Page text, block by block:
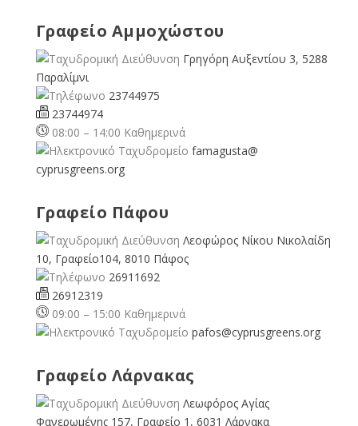
Γραφείο Αμμοχώστου
Γρηγόρη Αυξεντίου 3, 5288
Παραλίμνι
23744975
23744974
08:00 – 14:00 Καθημερινά
famagusta@
cyprusgreens.org
Γραφείο Πάφου
Λεοφώρος Νίκου Νικολαίδη
10, Γραφείο104, 8010 Πάφος
26911692
26912319
09:00 – 15:00 Καθημερινά
pafos@cyprusgreens.org
Γραφείο Λάρνακας
Λεωφόρος Αγίας
Φανερωμένης 157, Γραφείο 1, 6031 Λάρνακα